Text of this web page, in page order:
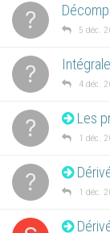
? 5 déc.
? 4 déc.
? Les
1 déc.
? 1 déc.